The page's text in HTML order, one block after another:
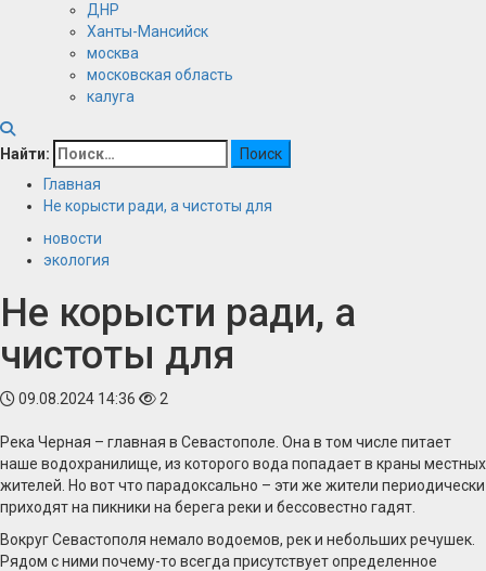
ДНР
Ханты-Мансийск
москва
московская область
калуга
Найти:
Главная
Не корысти ради, а чистоты для
новости
экология
Не корысти ради, а
чистоты для
09.08.2024 14:36 2
Река Черная – главная в Севастополе. Она в том числе питает
наше водохранилище, из которого вода попадает в краны местных
жителей. Но вот что парадоксально – эти же жители периодически
приходят на пикники на берега реки и бессовестно гадят.
Вокруг Севастополя немало водоемов, рек и небольших речушек.
Рядом с ними почему-то всегда присутствует определенное